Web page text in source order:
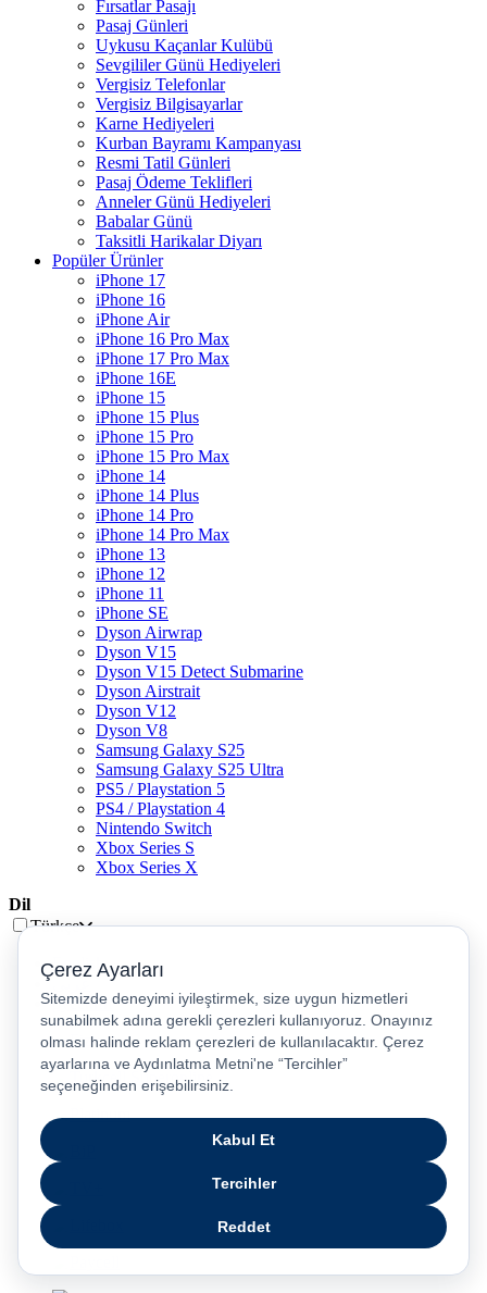
Fırsatlar Pasajı
Pasaj Günleri
Uykusu Kaçanlar Kulübü
Sevgililer Günü Hediyeleri
Vergisiz Telefonlar
Vergisiz Bilgisayarlar
Karne Hediyeleri
Kurban Bayramı Kampanyası
Resmi Tatil Günleri
Pasaj Ödeme Teklifleri
Anneler Günü Hediyeleri
Babalar Günü
Taksitli Harikalar Diyarı
Popüler Ürünler
iPhone 17
iPhone 16
iPhone Air
iPhone 16 Pro Max
iPhone 17 Pro Max
iPhone 16E
iPhone 15
iPhone 15 Plus
iPhone 15 Pro
iPhone 15 Pro Max
iPhone 14
iPhone 14 Plus
iPhone 14 Pro
iPhone 14 Pro Max
iPhone 13
iPhone 12
iPhone 11
iPhone SE
Dyson Airwrap
Dyson V15
Dyson V15 Detect Submarine
Dyson Airstrait
Dyson V12
Dyson V8
Samsung Galaxy S25
Samsung Galaxy S25 Ultra
PS5 / Playstation 5
PS4 / Playstation 4
Nintendo Switch
Xbox Series S
Xbox Series X
Dil
Türkçe
English
русский